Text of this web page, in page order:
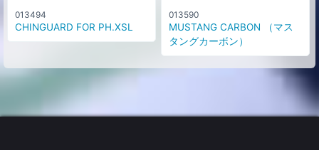
013494
CHINGUARD FOR PH.XSL
013590
MUSTANG CARBON （マス
タングカーボン）